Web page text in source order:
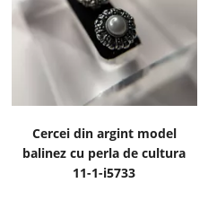
Cercei din argint model
balinez cu perla de cultura
11-1-i5733